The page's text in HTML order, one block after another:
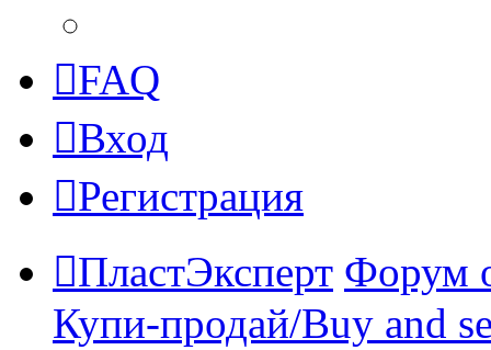
FAQ
Вход
Регистрация
ПластЭксперт Форум
Купи-продай/Buy and